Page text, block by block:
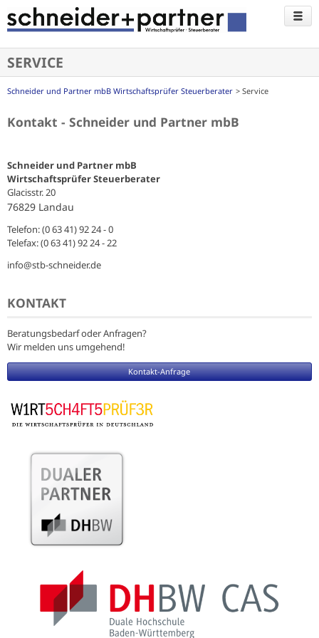
SERVICE
Schneider und Partner mbB Wirtschaftsprüfer Steuerberater Service
Kontakt - Schneider und Partner mbB
Schneider und Partner mbB
Wirtschaftsprüfer Steuerberater
Glacisstr. 20
76829 Landau
Telefon: (0 63 41) 92 24 - 0
Telefax: (0 63 41) 92 24 - 22
info@stb-schneider.de
KONTAKT
Beratungsbedarf oder Anfragen?
Wir melden uns umgehend!
Kontakt-Anfrage